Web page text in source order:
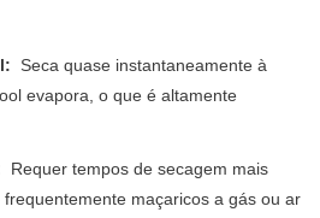
Seca quase instantaneamente à
evapora, o que é altamente
Requer tempos de secagem mais
frequentemente maçaricos a gás ou ar